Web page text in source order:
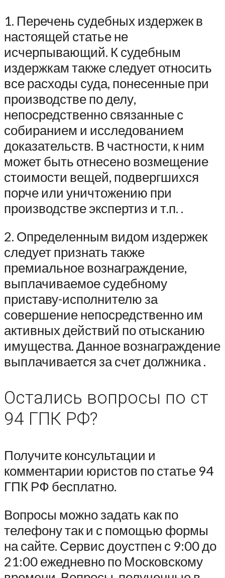
1. Перечень судебных издержек в
настоящей статье не
исчерпывающий. К судебным
издержкам также следует относить
все расходы суда, понесенные при
производстве по делу,
непосредственно связанные с
собиранием и исследованием
доказательств. В частности, к ним
может быть отнесено возмещение
стоимости вещей, подвергшихся
порче или уничтожению при
производстве экспертиз и т.п. .
2. Определенным видом издержек
следует признать также
премиальное вознаграждение,
выплачиваемое судебному
приставу-исполнителю за
совершение непосредственно им
активных действий по отысканию
имущества. Данное вознаграждение
выплачивается за счет должника .
Остались вопросы по ст
94 ГПК РФ?
Получите консультации и
комментарии юристов по статье 94
ГПК РФ бесплатно.
Вопросы можно задать как по
телефону так и с помощью формы
на сайте. Сервис доустпен с 9:00 до
21:00 ежедневно по Московскому